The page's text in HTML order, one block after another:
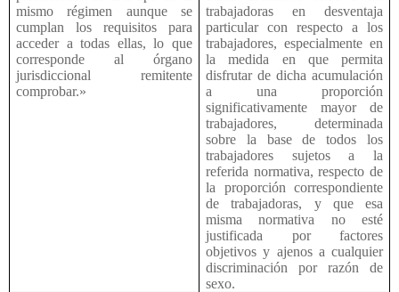
mismo régimen aunque se
cumplan los requisitos para
acceder a todas ellas, lo que
corresponde al órgano
jurisdiccional remitente
comprobar.»
trabajadoras en desventaja
particular con respecto a los
trabajadores, especialmente en
la medida en que permita
disfrutar de dicha acumulación
a una proporción
significativamente mayor de
trabajadores, determinada
sobre la base de todos los
trabajadores sujetos a la
referida normativa, respecto de
la proporción correspondiente
de trabajadoras, y que esa
misma normativa no esté
justificada por factores
objetivos y ajenos a cualquier
discriminación por razón de
sexo.